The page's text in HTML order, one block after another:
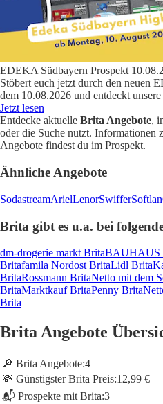
EDEKA Südbayern Prospekt
Stöbert euch jetzt durch den neuen
dem 10.08.2026 und entdeckt
Jetzt lesen
Entdecke aktuelle Brita Angebote,
oder die Suche nutzt. Informationen
Angebote findest du im Prospekt.
Ähnliche Angebote
SodastreamArielLenorSwifferSoftlan
Brita gibt es u.a. bei
dm-drogerie markt BritaBAUHAUS
Britafamila Nordost BritaLidl Brita
BritaRossmann BritaNetto mit dem
BritaMarktkauf BritaPenny Brita
Brita
Brita Angebote
🔎 Brita Angebote:4
💸 Günstigster Brita Preis:12,99 €
📬 Prospekte mit Brita:3